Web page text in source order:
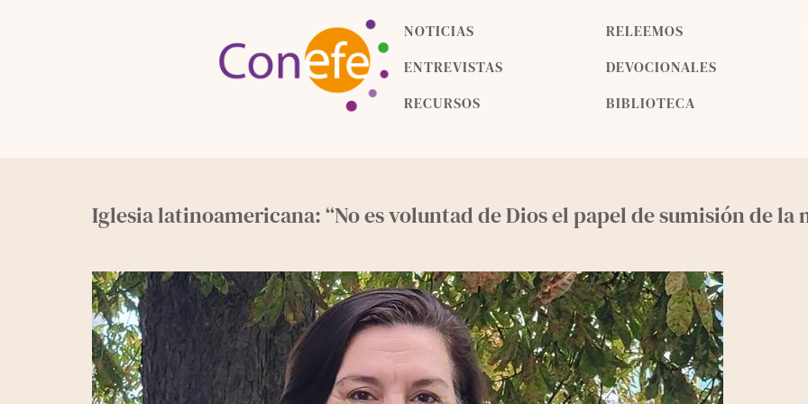
NOTICIAS
ENTREVISTAS
RECURSOS
RELEEMOS
DEVOCIONALES
BIBLIOTECA
Iglesia latinoamericana: “No es voluntad de Dios el papel de sumisión de la